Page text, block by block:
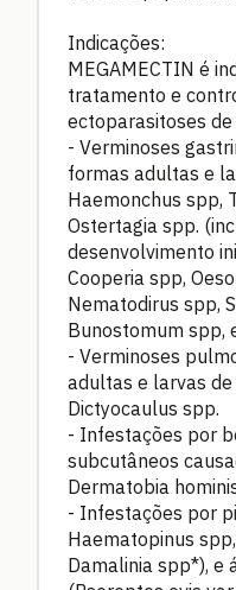
Indicações:
MEGAMECTIN é
tratamento e
ectoparasitoses
- Verminoses
formas adultas e
Haemonchus spp,
Ostertagia spp.
desenvolvimento
Cooperia spp,
Nematodirus spp,
Bunostomum spp,
- Verminoses
adultas e larvas de
Dictyocaulus spp.
- Infestações por
subcutâneos
Dermatobia
- Infestações por
Haematopinus
Damalinia spp*), e